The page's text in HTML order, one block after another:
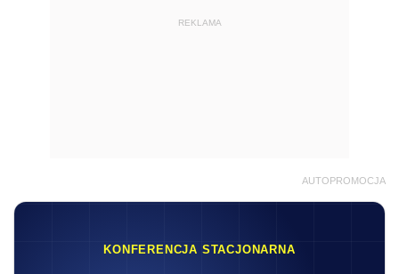
REKLAMA
AUTOPROMOCJA
KONFERENCJA STACJONARNA